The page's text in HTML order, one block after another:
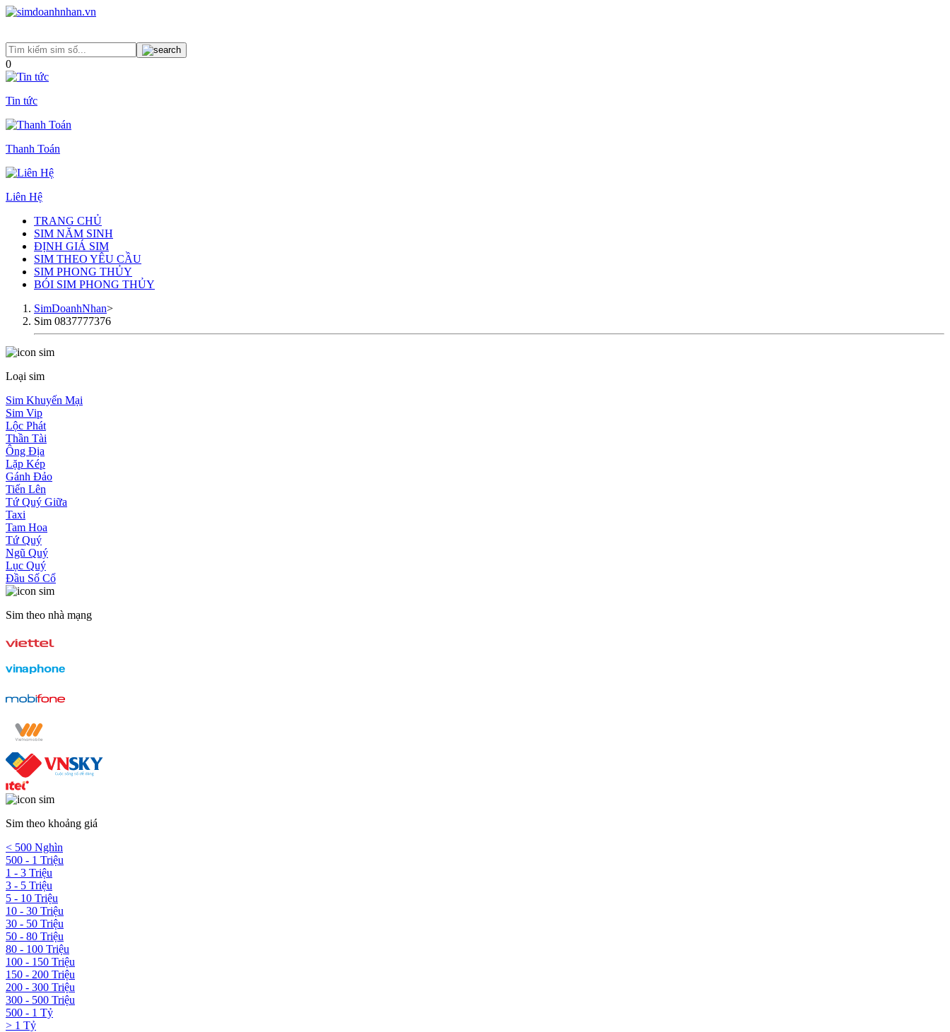
0
Tin tức
Thanh Toán
Liên Hệ
TRANG CHỦ
SIM NĂM SINH
ĐỊNH GIÁ SIM
SIM THEO YÊU CẦU
SIM PHONG THỦY
BÓI SIM PHONG THỦY
SimDoanhNhan>
Sim 0837777376
Loại sim
Sim Khuyến Mại
Sim Vip
Lộc Phát
Thần Tài
Ông Địa
Lặp Kép
Gánh Đảo
Tiến Lên
Tứ Quý Giữa
Taxi
Tam Hoa
Tứ Quý
Ngũ Quý
Lục Quý
Đầu Số Cổ
Sim theo nhà mạng
Sim theo khoảng giá
< 500 Nghìn
500 - 1 Triệu
1 - 3 Triệu
3 - 5 Triệu
5 - 10 Triệu
10 - 30 Triệu
30 - 50 Triệu
50 - 80 Triệu
80 - 100 Triệu
100 - 150 Triệu
150 - 200 Triệu
200 - 300 Triệu
300 - 500 Triệu
500 - 1 Tỷ
> 1 Tỷ